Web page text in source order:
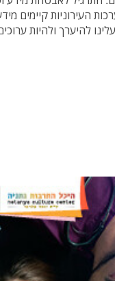
העירוניות קיימים
להיערך ולהיות